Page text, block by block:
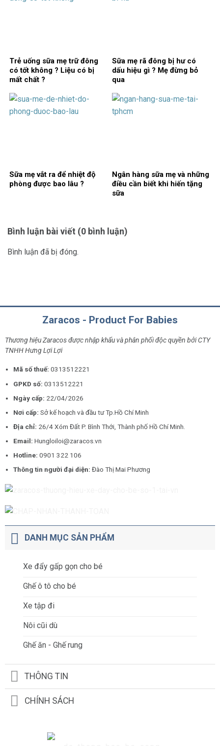
Trẻ uống sữa mẹ trữ đông
có tốt không ? Liệu có bị
mất chất ?
Sữa mẹ rã đông bị hư có
dấu hiệu gì ? Mẹ đừng bỏ
qua
Sữa mẹ vắt ra để nhiệt độ
phòng được bao lâu ?
Ngân hàng sữa mẹ và những
điều cần biết khi hiến tặng
sữa
Bình luận bài viết (0 bình luận)
Bình luận đã bị đóng.
Zaracos - Product For Babies
Thương hiệu Zaracos được nhập khẩu và phân phối độc quyền bởi CTY
TNHH Hưng Lợi Lợi
Mã số thuế: 0313512221
GPKD số:0313512221
Ngày cấp: 22/04/2026
Nơi cấp:Sở kế hoạch và đầu tư Tp.Hồ Chí Minh
Địa chỉ: 26/4 Xóm Đất P. Bình Thới, Thành phố Hồ Chí Minh.
Email:Hungloiloi@zaracos.vn
Hotline:0901 322 106
Thông tin người đại diện:Đào Thị Mai Phương
DANH MỤC SẢN PHẨM
Xe đẩy gấp gọn cho bé
Ghế ô tô cho bé
Xe tập đi
Nôi cũi dù
Ghế ăn - Ghế rung
THÔNG TIN
CHÍNH SÁCH